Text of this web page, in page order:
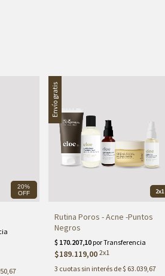
20%
OFF
Envío gratis
2x1
Rutina Poros - Acne -Puntos
Negros
$189.119,00 2x1
3 cuotas sin interés de$ 63.039,67